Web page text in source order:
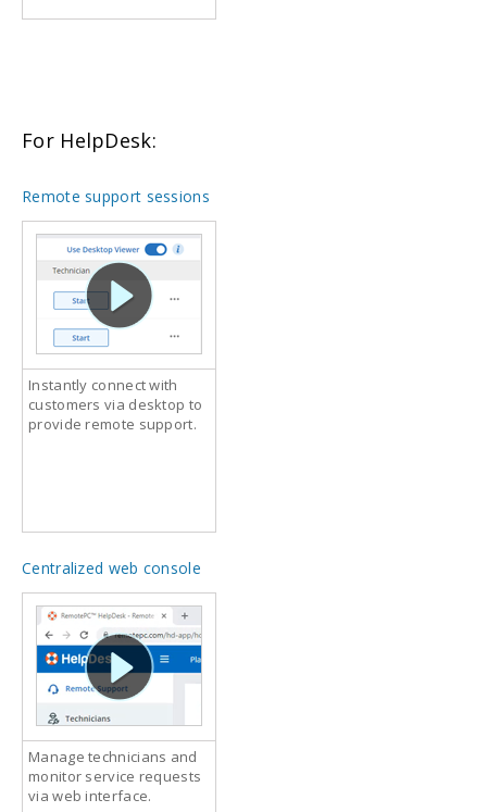
For HelpDesk:
Remote support sessions
Instantly connect with
customers via desktop to
provide remote support.
Centralized web console
Manage technicians and
monitor service requests
via web interface.